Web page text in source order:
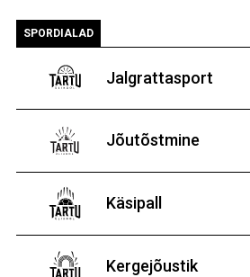
SPORDIALAD
Jalgrattasport
vanematele poistele
Jõutõstmine
poistele ja tüdrukutele
Käsipall
Kergejõustik